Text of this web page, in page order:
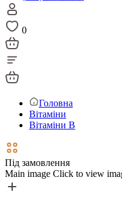
0
Головна
Вітаміни
Вітаміни В
Під замовлення
Main image Click to view